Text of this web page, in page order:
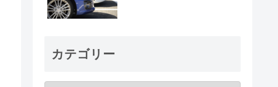
カテゴリー